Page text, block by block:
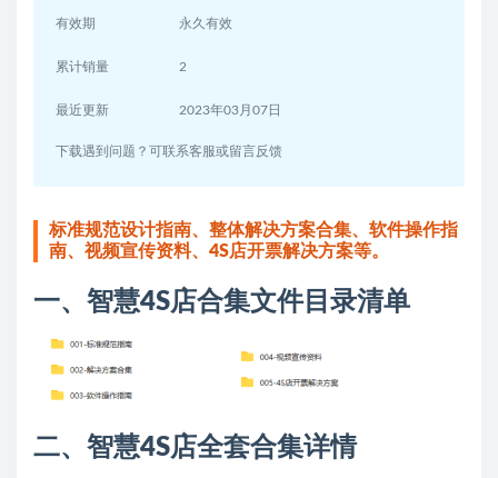
有效期 永久有效
累计销量 2
最近更新 2023年03月07日
下载遇到问题？可联系客服或留言反馈
标准规范设计指南、整体解决方案合集、软件操作指
南、视频宣传资料、4S店开票解决方案等。
一、智慧4S店合集文件目录清单
二、智慧4S店全套合集详情